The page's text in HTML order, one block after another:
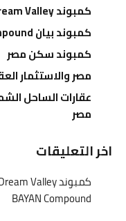
كمبوند Dream Valley
كمبوند بيان BAYAN Compound
كمبوند سكن مصر
مصر والاستثمار
عقارات الساحل
مصر
اخر التعليقات
كمبوند Dream Valley - بوابة مصر العقارية
BAYAN Compound